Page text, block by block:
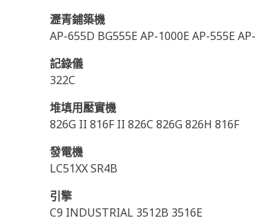
瀝青鋪築機
AP-655D BG555E AP-1000E AP-555E
記錄儀
322C
堆填用壓實機
826G II 816F II 826C 826G 826H 816F
發電機
LC51XX SR4B
引擎
C9 INDUSTRIAL 3512B 3516E